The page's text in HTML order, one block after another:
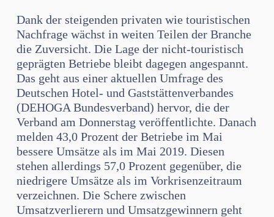
Dank der steigenden privaten wie touristischen
Nachfrage wächst in weiten Teilen der Branche
die Zuversicht. Die Lage der nicht-touristisch
geprägten Betriebe bleibt dagegen angespannt.
Das geht aus einer aktuellen Umfrage des
Deutschen Hotel- und Gaststättenverbandes
(DEHOGA Bundesverband) hervor, die der
Verband am Donnerstag veröffentlichte. Danach
melden 43,0 Prozent der Betriebe im Mai
bessere Umsätze als im Mai 2019. Diesen
stehen allerdings 57,0 Prozent gegenüber, die
niedrigere Umsätze als im Vorkrisenzeitraum
verzeichnen. Die Schere zwischen
Umsatzverlierern und Umsatzgewinnern geht